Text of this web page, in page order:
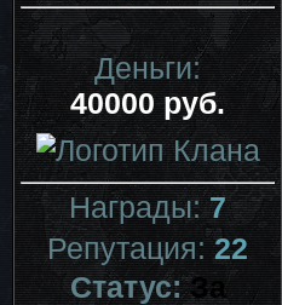
Деньги:
40000 руб.
Награды:7
Репутация:22
Статус:За